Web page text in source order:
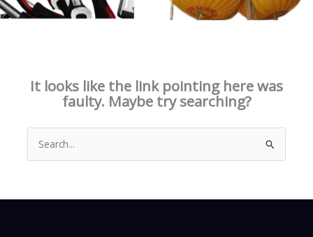
It looks like the link pointing here was
faulty. Maybe try searching?
for: